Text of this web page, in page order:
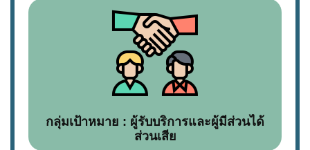
กลุ่มเป้าหมาย : ผู้รับบริการและผู้มีส่วนได้
ส่วนเสีย